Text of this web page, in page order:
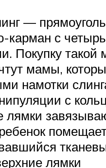
—
карман с
Покупку такой
мамы,
намотки
с
лямки
лямки